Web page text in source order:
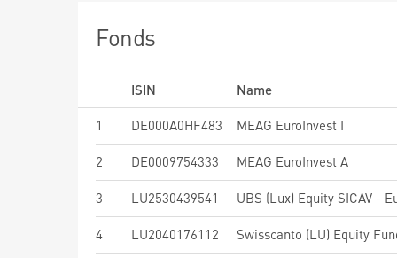
Fonds
ISIN
Name
1
DE000A0HF483 MEAG EuroInvest I
2 DE0009754333 MEAG EuroInvest A
3 LU2530439541
4 LU2040176112